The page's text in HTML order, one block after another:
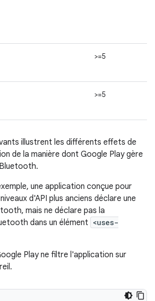
>=5
>=5
illustrent les différents effets de
de la manière dont Google Play gère
une application conçue pour
d'API plus anciens déclare une
mais ne déclare pas la
dans un élément <uses-
Play ne filtre l'application sur